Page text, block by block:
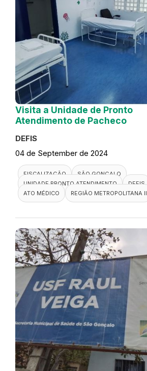
Visita a Unidade de Pronto
Atendimento de Pacheco
DEFIS
04 de September de 2024
FISCALIZAÇÃO
SÃO GONÇALO
UNIDADE PRONTO ATENDIMENTO
DEFIS
ATO MÉDICO
REGIÃO METROPOLITANA II